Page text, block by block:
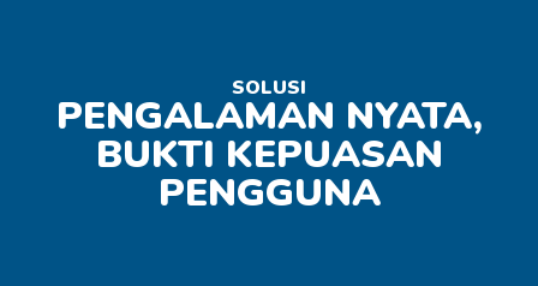
SOLUSI
PENGALAMAN NYATA,
BUKTI KEPUASAN
PENGGUNA